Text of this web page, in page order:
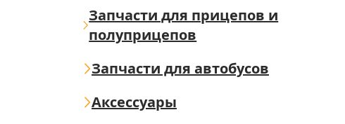
Запчасти для прицепов и
полуприцепов
Запчасти для автобусов
Аксессуары